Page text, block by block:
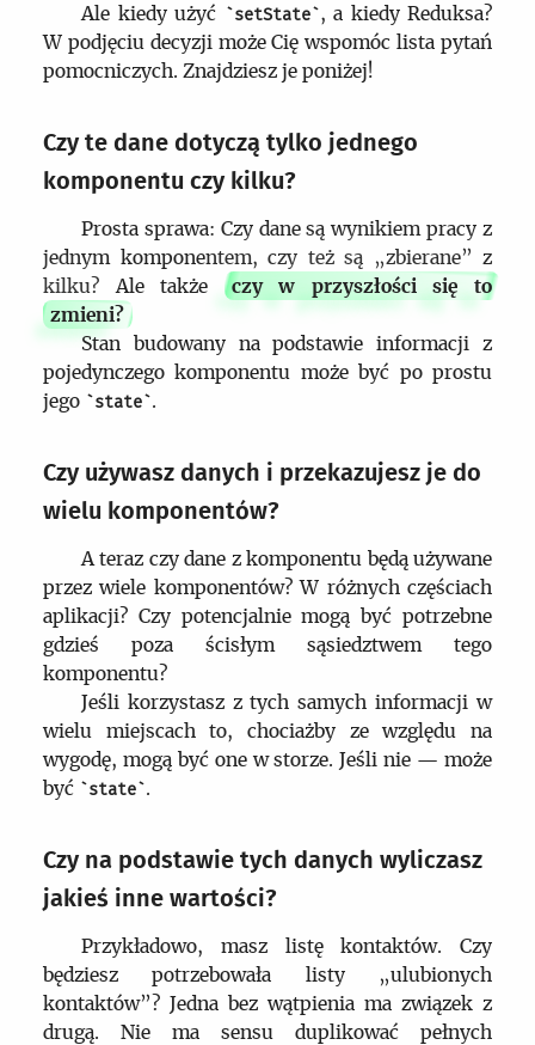
Ale kiedy użyć
setState , a kiedy Reduksa?
W podjęciu decyzji może Cię wspomóc lista pytań
pomocniczych. Znajdziesz je poniżej!
Czy te dane dotyczą tylko jednego
komponentu czy kilku?
Prosta sprawa: Czy dane są wynikiem pracy z
jednym komponentem, czy też są „zbierane” z
kilku? Ale także
czy w przyszłości się to
zmieni?
Stan budowany na podstawie informacji z
pojedynczego komponentu może być po prostu
jego
state .
Czy używasz danych i przekazujesz je do
wielu komponentów?
A teraz czy dane z komponentu będą używane
przez wiele komponentów? W różnych częściach
aplikacji? Czy potencjalnie mogą być potrzebne
gdzieś poza ścisłym sąsiedztwem tego
komponentu?
Jeśli korzystasz z tych samych informacji w
wielu miejscach to, chociażby ze względu na
wygodę, mogą być one w storze. Jeśli nie — może
być
state .
Czy na podstawie tych danych wyliczasz
jakieś inne wartości?
Przykładowo, masz listę kontaktów. Czy
będziesz potrzebowała listy „ulubionych
kontaktów”? Jedna bez wątpienia ma związek z
drugą. Nie ma sensu duplikować pełnych